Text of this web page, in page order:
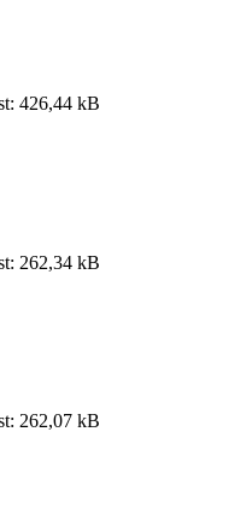
426,44 kB
262,34 kB
262,07 kB